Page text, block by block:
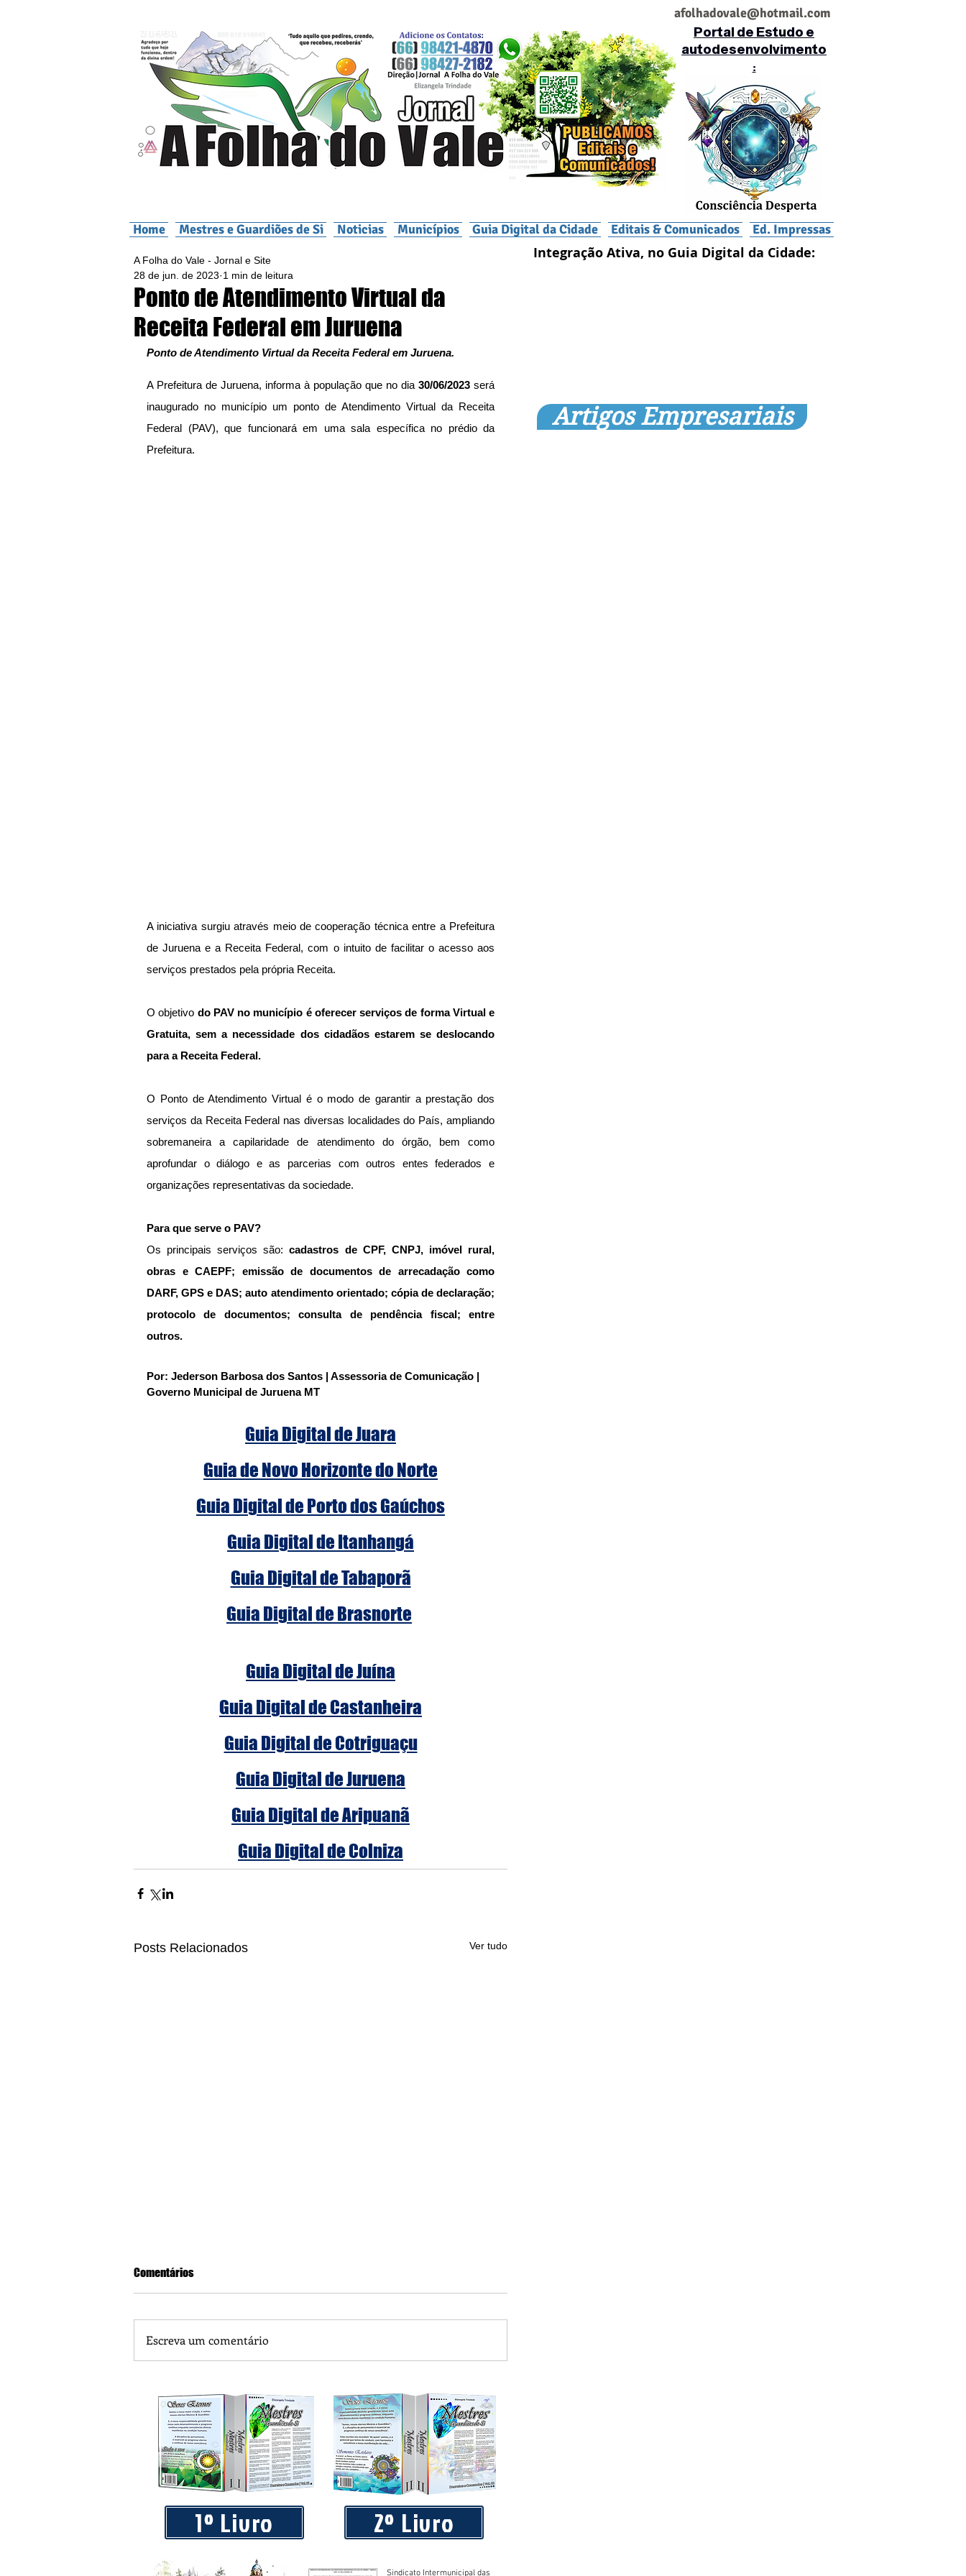
afolhadovale@hotmail.com
Portal de Estudo e
autodesenvolvimento
:
Home Mestres e Guardiões de Si Noticias Municípios Guia Digital da Cidade Editais & Comunicados Ed. Impressas
Ponto de Atendimento Virtual da
Receita Federal em Juruena
A Folha do Vale - Jornal e Site
28 de jun. de 2023 1 min de leitura
Ponto de Atendimento Virtual da Receita Federal em Juruena.
A Prefeitura de Juruena, informa à população que no dia 30/06/2023 será
inaugurado no município um ponto de Atendimento Virtual da Receita
Federal (PAV), que funcionará em uma sala específica no prédio da
Prefeitura.
A iniciativa surgiu através meio de cooperação técnica entre a Prefeitura
de Juruena e a Receita Federal, com o intuito de facilitar o acesso aos
serviços prestados pela própria Receita.
O objetivo do PAV no município é oferecer serviços de forma Virtual e
Gratuita, sem a necessidade dos cidadãos estarem se deslocando
para a Receita Federal.
O Ponto de Atendimento Virtual é o modo de garantir a prestação dos
serviços da Receita Federal nas diversas localidades do País, ampliando
sobremaneira a capilaridade de atendimento do órgão, bem como
aprofundar o diálogo e as parcerias com outros entes federados e
organizações representativas da sociedade.
Para que serve o PAV?
Os principais serviços são: cadastros de CPF, CNPJ, imóvel rural,
obras e CAEPF; emissão de documentos de arrecadação como
DARF, GPS e DAS; auto atendimento orientado; cópia de declaração;
protocolo de documentos; consulta de pendência fiscal; entre
outros.
Por: Jederson Barbosa dos Santos | Assessoria de Comunicação |
Governo Municipal de Juruena MT
Guia Digital de Juara
Guia de Novo Horizonte do Norte
Guia Digital de Porto dos Gaúchos
Guia Digital de Itanhangá
Guia Digital de Tabaporã
Guia Digital de Brasnorte
Guia Digital de Juína
Guia Digital de Castanheira
Guia Digital de Cotriguaçu
Guia Digital de Juruena
Guia Digital de Aripuanã
Guia Digital de Colniza
Posts Relacionados Ver tudo
Praça 04 de Julho recebe novos equipamentos de academia ao ar
livre
Comentários
Escreva um comentário
1º Livro 2º Livro
Sindicato Intermunicipal das
Integração Ativa, no Guia Digital da Cidade:
Artigos Empresariais